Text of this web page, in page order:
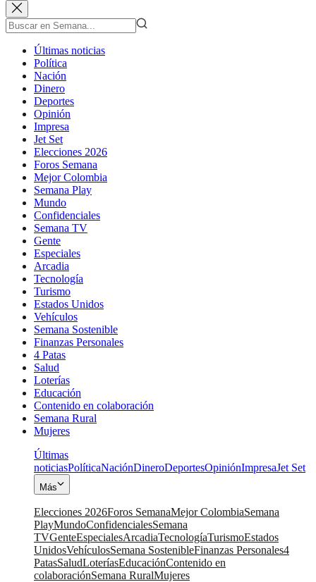
Últimas noticias
Política
Nación
Dinero
Deportes
Opinión
Impresa
Jet Set
Elecciones 2026
Foros Semana
Mejor Colombia
Semana Play
Mundo
Confidenciales
Semana TV
Gente
Especiales
Arcadia
Tecnología
Turismo
Estados Unidos
Vehículos
Semana Sostenible
Finanzas Personales
4 Patas
Salud
Loterías
Educación
Contenido en colaboración
Semana Rural
Mujeres
Últimas
noticiasPolíticaNaciónDineroDeportesOpiniónImpresaJet Set
Más
Elecciones 2026Foros SemanaMejor ColombiaSemana
PlayMundoConfidencialesSemana
TVGenteEspecialesArcadiaTecnologíaTurismoEstados
UnidosVehículosSemana SostenibleFinanzas Personales4
PatasSaludLoteríasEducaciónContenido en
colaboraciónSemana RuralMujeres